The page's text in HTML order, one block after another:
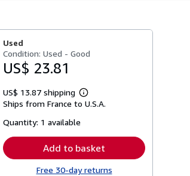
Used
Condition: Used - Good
US$ 23.81
US$ 13.87 shipping
Learn
more
Ships from France to U.S.A.
Quantity: 1 available
Add to basket
Free 30-day returns